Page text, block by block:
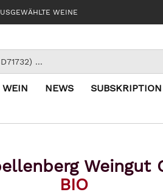
WEINE
NEWS SUBSKRIPTION
Weingut
BIO